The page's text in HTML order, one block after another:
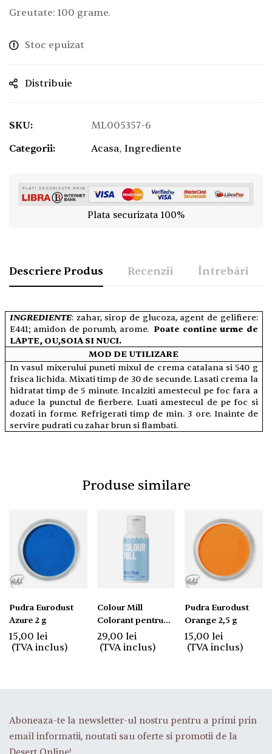
Greutate: 100 grame.
Stoc epuizat
Distribuie
SKU:
ML005357-6
Categorii:
Acasa, Ingrediente
Plata securizata 100%
Descriere Produs Recenzii Întrebări
INGREDIENTE: zahar, sirop de glucoza, agent de gelifiere:
E441; amidon de porumb, arome. Poate contine urme de
LAPTE, OU,SOIA SI NUCI.
MOD DE UTILIZARE
In vasul mixerului puneti mixul de crema catalana si 540 g
frisca lichida. Mixati timp de 30 de secunde. Lasati crema la
hidratat timp de 5 minute. Incalziti amestecul pe foc fara a
aduce la punctul de fierbere. Luati amestecul de pe foc si
dozati in forme. Refrigerati timp de min. 3 ore. Inainte de
servire pudrati cu zahar brun si flambati.
Produse similare
Pudra Eurodust
Azure 2 g
15,00 lei
(TVA inclus)
Colour Mill
Colorant pentru
Ciocolata BABY
BLUE 20ml
29,00 lei
(TVA inclus)
Pudra Eurodust
Orange 2,5 g
15,00lei
(TVA inclus)
Aboneaza-te la newsletter-ul nostru pentru a primi prin
email informatii, noutati sau oferte si promotii de la